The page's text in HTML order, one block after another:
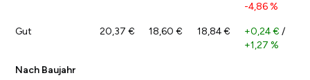
-4,86 %
Gut 20,37 € 18,60 € 18,84 € +0,24 € /
+1,27 %
Nach Baujahr